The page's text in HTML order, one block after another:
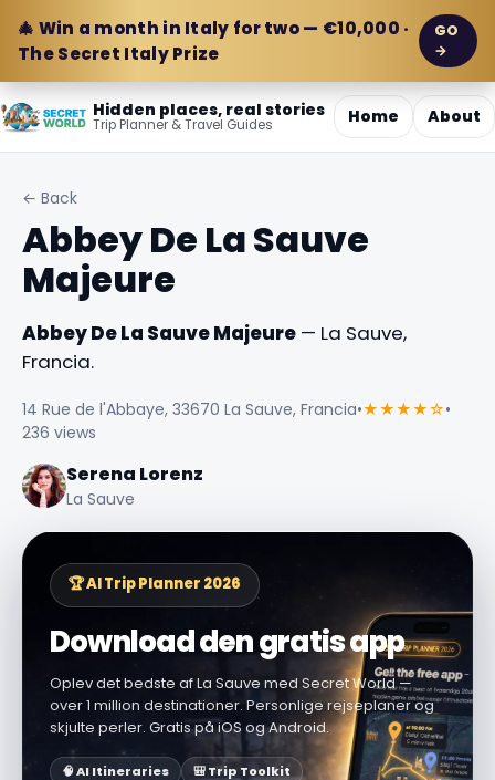
🎄 Win a month in Italy for two — €10,000 ·
The Secret Italy Prize
GO
→
Hidden places, real stories
Trip Planner & Travel Guides Home About
← Back
Abbey De La Sauve
Majeure
Abbey De La Sauve Majeure — La Sauve,
Francia.
14 Rue de l'Abbaye, 33670 La Sauve, Francia•★★★★☆•
236 views
Serena Lorenz
La Sauve
🏆 AI Trip Planner 2026
Download den gratis app
Oplev det bedste af La Sauve med Secret World —
over 1 million destinationer. Personlige rejseplaner og
skjulte perler. Gratis på iOS og Android.
🧠 AI Itineraries
🎒 Trip Toolkit